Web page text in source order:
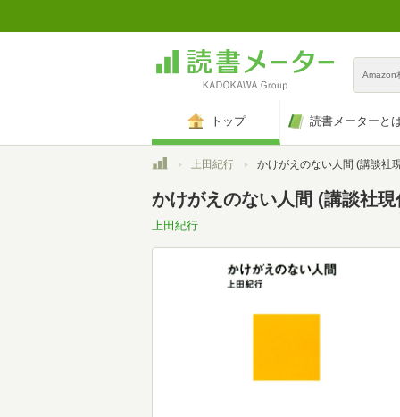
Amazon
トップ 読書メーターと
トップ上田紀行 かけがえのない人間 (講談社
かけがえのない人間 (講談社
上田紀行